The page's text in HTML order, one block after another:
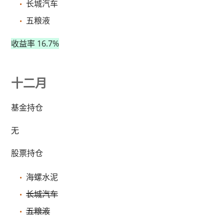
长城汽车
五粮液
收益率 16.7%
十二月
基金持仓
无
股票持仓
海螺水泥
长城汽车
五粮液